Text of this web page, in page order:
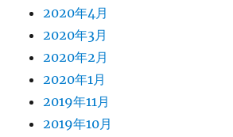
2020年4月
2020年3月
2020年2月
2020年1月
2019年11月
2019年10月